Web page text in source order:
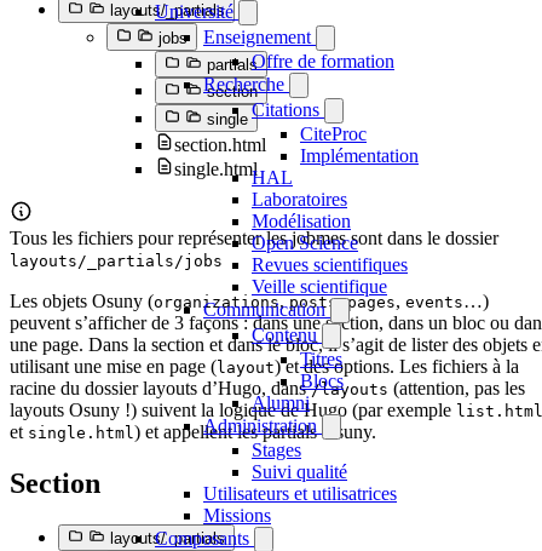
Université
Enseignement
Offre de formation
Recherche
Citations
CiteProc
Implémentation
HAL
Laboratoires
Modélisation
Open Science
Revues scientifiques
Veille scientifique
Communication
Contenu
Titres
Blocs
Alumni
Administration
Stages
Suivi qualité
Utilisateurs et utilisatrices
Missions
Composants
layouts/_partials
jobs
partials
section
single
section.html
single.html
Tous les fichiers pour représenter les jobmes sont dans le dossier
layouts/_partials/jobs
Les objets Osuny (organizations,posts,pages, events…)
peuvent s’afficher de 3 façons : dans une section, dans un bloc ou
une page. Dans la section et dans le bloc, il s’agit de lister des objets
utilisant une mise en page (layout) et des options. Les fichiers à la
racine du dossier layouts d’Hugo, dans/layouts (attention, pas les
layouts Osuny !) suivent la logique de Hugo (par exemple list.html
et single.html ) et appellent les partials Osuny.
Section
layouts/_partials